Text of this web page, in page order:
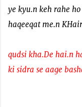
ye kyu.n keh rahe
haqeeqat me.n
qudsi kha.De hai.n
ki sidra se aage